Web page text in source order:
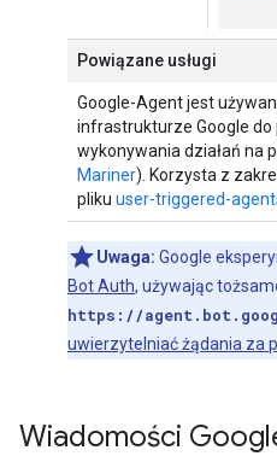
Powiązane usługi
Google-Agent jest
infrastrukturze Google do
wykonywania działań na
Mariner). Korzysta z
pliku user-triggered-
Uwaga: Google
Bot Auth, używając
https://agent.bot.goog
uwierzytelniać żądania za
Wiadomości